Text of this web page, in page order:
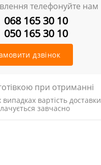
телефонуйте нам
068 165 30 10
050 165 30 10
дзвінок
при отриманні
випадках вартість доставки
завчасно